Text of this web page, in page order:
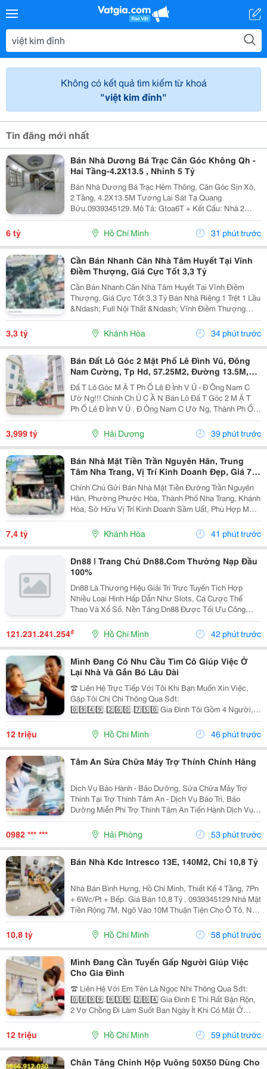
Không có kết quả tìm kiếm từ khoá
"việt kim đỉnh"
Tin đăng mới nhất
Bán Nhà Dương Bá Trạc Căn Góc Không Qh -
Hai Tầng-4.2X13.5 , Nhỉnh 5 Tỷ
Bán Nhà Dương Bá Trạc Hẻm Thông, Căn Góc Sịn Xò,
2 Tầng, 4.2X13.5M Tương Lai Sát Tạ Quang
Bửu.0939345129. Mô Tả: Gtoa6T + Kết Cấu: Nhà 2
Tầng Btct Kiên Cố, 2 Phòng. + Vị Trí: Ngay Dương Bá
Trạc Thông Tạ Quang Bửu, Âu Dương Lân, Nguyễn Thị
Tần, Dạ...
6 tỷ Hồ Chí Minh 31 phút trước
Cần Bán Nhanh Căn Nhà Tâm Huyết Tại Vĩnh
Điềm Thượng, Giá Cực Tốt 3,3 Tỷ
Cần Bán Nhanh Căn Nhà Tâm Huyết Tại Vĩnh Điềm
Thượng, Giá Cực Tốt 3,3 Tỷ Bán Nhà Riêng 1 Trệt 1 Lầu
&Ndash; Full Nội Thất &Ndash; Vĩnh Điềm Thượng
&Ndash; Gần 23/10 Vị Trí: Thôn Vĩnh Điềm Thượng,
Cách Đường 23/10 Chỉ 50M Hẻm Thông Thoáng, Kết...
3,3 tỷ Khánh Hòa 34 phút trước
Bán Đất Lô Góc 2 Mặt Phố Lê Đình Vũ, Đông
Nam Cường, Tp Hd, 57.25M2, Đường 13.5M,
3.X Tỷ
Đấ T Lô Góc M Ặ T Ph Ố Lê Đ Ình V Ũ - Đ Ông Nam C
Ườ Ng!!! Chính Ch Ủ C Ầ N Bán Lô Đấ T Góc 2 M Ặ T
Ph Ố Lê Đ Ình V Ũ , Đ Ông Nam C Ườ Ng, Thành Ph Ố H
Ả I D Ươ Ng - Di Ệ N Tích 57.25M2, H Ướ Ng Tây, Tây B
3,999 tỷ Hải Dương 39 phút trước
Bán Nhà Mặt Tiền Trần Nguyên Hãn, Trung
Tâm Nha Trang, Vị Trí Kinh Doanh Đẹp, Giá 7,4
Tỷ
Chính Chủ Gửi Bán Nhà Mặt Tiền Đường Trần Nguyên
Hãn, Phường Phước Hòa, Thành Phố Nha Trang, Khánh
Hòa, Sở Hữu Vị Trí Kinh Doanh Sầm Uất, Phù Hợp Mở
Cửa Hàng, Văn Phòng, Showroom Hoặc Đầu Tư Cho
Thuê Lâu Dài. Thông Tin Chi Tiết. - Địa Chỉ: Số...
7,4 tỷ Khánh Hòa 41 phút trước
Dn88 | Trang Chủ Dn88.Com Thưởng Nạp Đầu
100%
Dn88 Là Thương Hiệu Giải Trí Trực Tuyến Tích Hợp
Nhiều Loại Hình Hấp Dẫn Như Slots, Cá Cược Thể
Thao Và Xổ Số. Nền Tảng Dn88 Được Tối Ưu Công
Nghệ, Bảo Mật Cao, Nạp Rút Nhanh Và Hỗ Trợ Tốt Trên
Pc Lẫn Điện Thoại Di Động. Website:
Https://Dn88C.com/...
121.231.241.254₫ Hồ Chí Minh 42 phút trước
Mình Đang Có Nhu Cầu Tìm Cô Giúp Việc Ở
Lại Nhà Và Gắn Bó Lâu Dài
☎️ Liên Hệ Trực Tiếp Với Tôi Khi Bạn Muốn Xin Việc,
Gặp Tôi Chị Chi Thông Qua Sđt:
0️⃣9️⃣4️⃣9️⃣.2️⃣6️⃣0️⃣.7️⃣5️⃣0️⃣ Gia Đình Tôi Gồm 4 Người, 2
Vợ Chồng 2 Con Nhỏ, Bé Lớn 9 Tuổi Đã Đi Học Có Ba
Mẹ Đưa Rước, Bé Nhỏ 1 Tuổi. Nhà Thì Chỉ Có 1 Lầu.
12 triệu Hồ Chí Minh 46 phút trước
Tâm An Sửa Chữa Máy Trợ Thính Chính Hãng
Dịch Vụ Bảo Hành - Bảo Dưỡng, Sửa Chữa Máy Trợ
Thính Tại Trợ Thính Tâm An - Dịch Vụ Bảo Trì, Bảo
Dưỡng Miễn Phí Trợ Thính Tâm An Tiến Hành Dịch Vụ
Bảo Dưỡng, Vệ Sinh Sấy Khô Máy Trợ Thính Định Kì 3
Tháng/1 Lần Đối Với Tất Cả Các Thiêt Bị Trợ...
0982 *** *** Hải Phòng 53 phút trước
Bán Nhà Kdc Intresco 13E, 140M2, Chỉ 10,8 Tỷ
Nhà Bán Bình Hưng, Hồ Chí Minh, Thiết Kế 4 Tầng, 7Pn
+ 6Wc/Pt + Bếp. Giá Bán 10,8 Tỷ . 0939345129 Nhà Mặt
Tiền Rộng 7M, Ngõ Vào 10M Thuận Tiện Cho Ô Tô. Nội
Thất Bao Gồm Điều Hòa, Tủ Lạnh, Giường, Mang Đến
Không Gian Sống Thoải Mái Và Tiện Nghi....
10,8 tỷ Hồ Chí Minh 58 phút trước
Mình Đang Cần Tuyển Gấp Người Giúp Việc
Cho Gia Đình
☎️ Liên Hệ Với Em Tên Là Ngọc Nhi Thông Qua Sđt:
0️⃣8️⃣9️⃣9️⃣.9️⃣3️⃣9️⃣.2️⃣0️⃣4️⃣ Gia Đình E Thì Rất Bận Rộn,
2 Vợ Chồng Đi Làm Suốt Ban Ngày Ít Khi Có Mặt Ở
Nhà. Nhưng Nhà Lại Có 1 Bà Cụ Đau Yếu Và 1 Bé Nhỏ
Năm Nay Đã Gần 2 Tuổi Vì Vậy Để Có Thể An...
12 triệu Hồ Chí Minh 59 phút trước
Chân Tăng Chỉnh Hộp Vuông 50X50 Dùng Cho